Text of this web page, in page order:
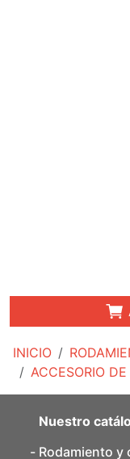
INICIO
ACCESORIO
Nuestro
Rodamiento y